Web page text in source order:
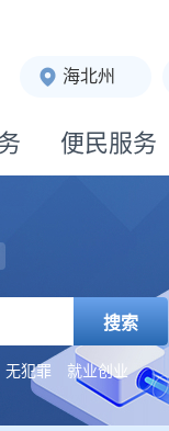
海北州
便民服务
搜索
无犯罪 就业创业